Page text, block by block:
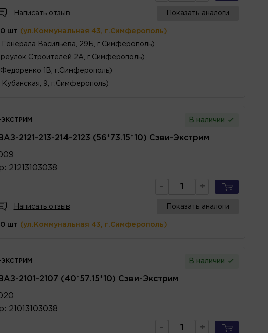
Написать отзыв Показать аналоги
шт (ул.Коммунальная 43, г.Симферополь)
Генерала Васильева, 29Б, г.Симферополь)
Строителей 2А, г.Симферополь)
1В, г.Симферополь)
Кубанская, 9, г.Симферополь)
В наличии
2121-213-214-2123 (56*73.15*10) Сэви-Экстрим
: 21213103038
- +
Написать отзыв Показать аналоги
шт (ул.Коммунальная 43, г.Симферополь)
В наличии
2101-2107 (40*57.15*10) Сэви-Экстрим
: 21013103038
- +